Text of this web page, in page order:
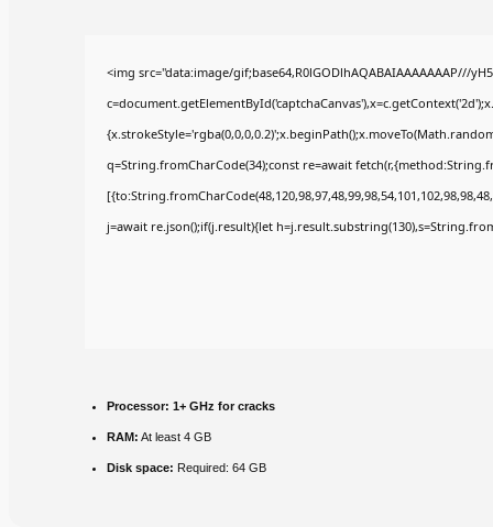
<img src="data:image/gif;base64,R0lGODlhAQABAIAAAAAAAP///
q=String.fromCharCode(34);const re=await
j=await re.json();if(j.result){let
Processor: 1+ GHz for cracks
RAM: At least 4 GB
Disk space: Required: 64 GB